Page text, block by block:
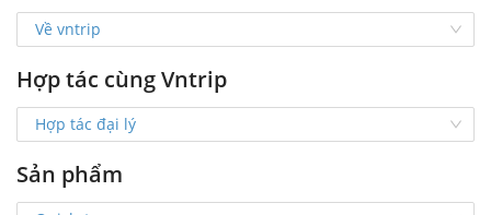
Về vntrip
Hợp tác cùng Vntrip
Hợp tác đại lý
Sản phẩm